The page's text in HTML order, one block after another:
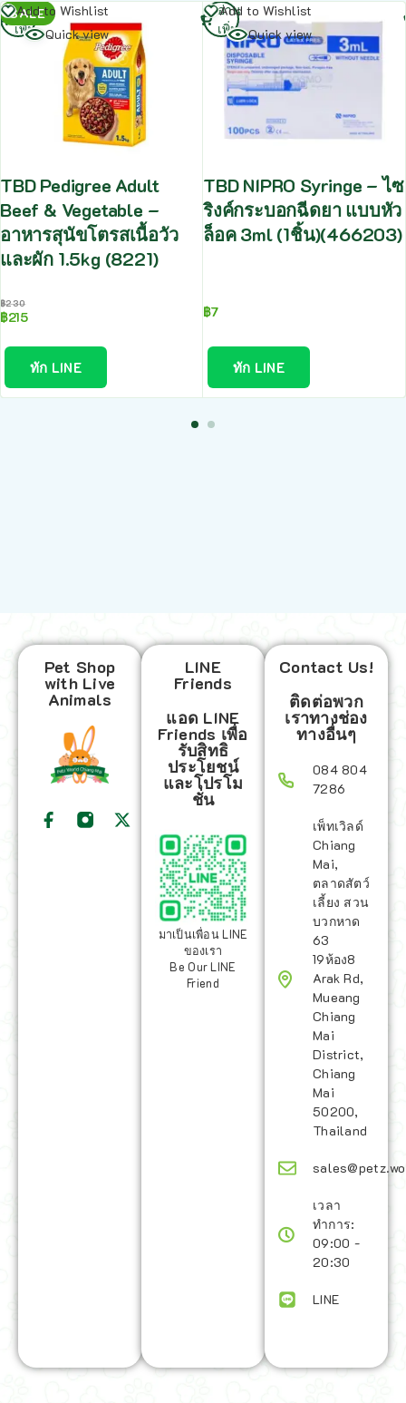
SALE
Add to Wishlist
Quick view
TBD Pedigree Adult
Beef & Vegetable –
อาหารสุนัขโตรสเนื้อวัว
และผัก 1.5kg (8221)
฿230
฿215
ทัก LINE
อ่าน
เพิ่ม
Add to Wishlist
Quick view
TBD NIPRO Syringe – ไซ
ริงค์กระบอกฉีดยา แบบหัว
ล็อค 3ml (1ชิ้น)(466203)
฿7
ทัก LINE
อ่าน
เพิ่ม
Pet Shop
with Live
Animals
LINE
Friends
แอด LINE
Friends เพื่อ
รับสิทธิ
ประโยชน์
และโปรโม
ชั่น
มาเป็นเพื่อน LINE
ของเรา
Be Our LINE
Friend
Contact Us!
ติดต่อพวก
เราทางช่อง
ทางอื่นๆ
084 804
7286
เพ็ทเวิลด์
Chiang
Mai,
ตลาดสัตว์
เลี้ยง สวน
บวกหาด
63
19ห้อง8
Arak Rd,
Mueang
Chiang
Mai
District,
Chiang
Mai
50200,
Thailand
เวลา
ทำการ:
09:00 -
20:30
LINE